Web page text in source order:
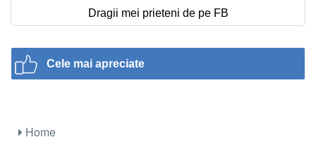
Dragii mei prieteni de pe FB
Cele mai apreciate
Home